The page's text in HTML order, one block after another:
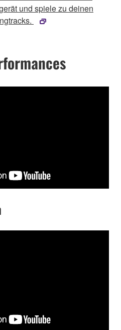
und spiele zu deinen